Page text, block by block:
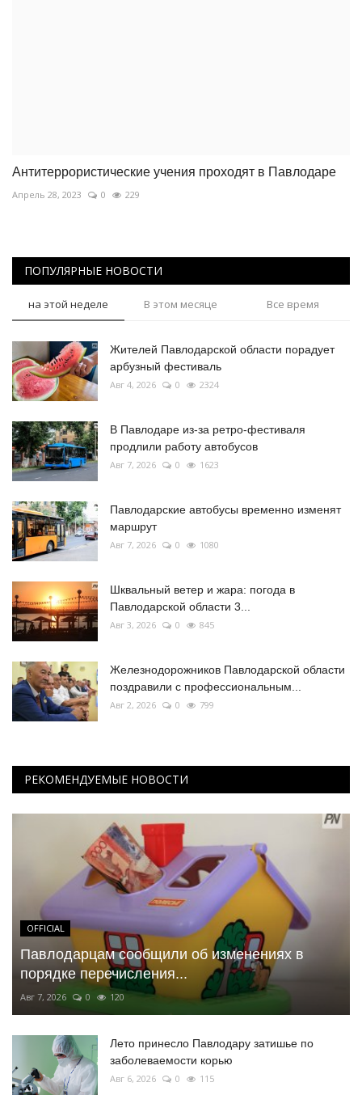
Антитеррористические учения проходят в Павлодаре
Апрель 28, 2023 0 229
ПОПУЛЯРНЫЕ НОВОСТИ
на этой неделе В этом месяце Все время
Жителей Павлодарской области порадует
арбузный фестиваль
Авг 4, 2026 0 2324
В Павлодаре из-за ретро-фестиваля
продлили работу автобусов
Авг 7, 2026 0 1623
Павлодарские автобусы временно изменят
маршрут
Авг 7, 2026 0 1080
Шквальный ветер и жара: погода в
Павлодарской области 3...
Авг 3, 2026 0 845
Железнодорожников Павлодарской области
поздравили с профессиональным...
Авг 2, 2026 0 799
РЕКОМЕНДУЕМЫЕ НОВОСТИ
OFFICIAL
Павлодарцам сообщили об изменениях в
порядке перечисления...
Авг 7, 2026 0 120
Лето принесло Павлодару затишье по
заболеваемости корью
Авг 6, 2026 0 115